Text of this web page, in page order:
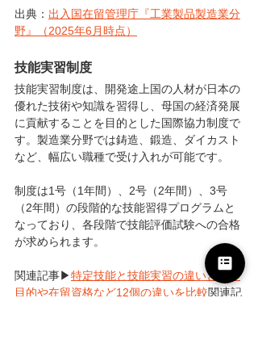
出典： 出入国在留管理庁『工業製品製造業分
野』（2025年6月時点）
技能実習制度
技能実習制度は、開発途上国の人材が日本の
優れた技術や知識を習得し、母国の経済発展
に貢献することを目的とした国際協力制度で
す。製造業分野では鋳造、鍛造、ダイカスト
など、幅広い職種で受け入れが可能です。
制度は1号（1年間）、2号（2年間）、3号
（2年間）の段階的な技能習得プログラムと
なっており、各段階で技能評価試験への合格
が求められます。
関連記事▶特定技能と技能実習の違いとは？
目的や在留資格など12個の違いを比較関連記